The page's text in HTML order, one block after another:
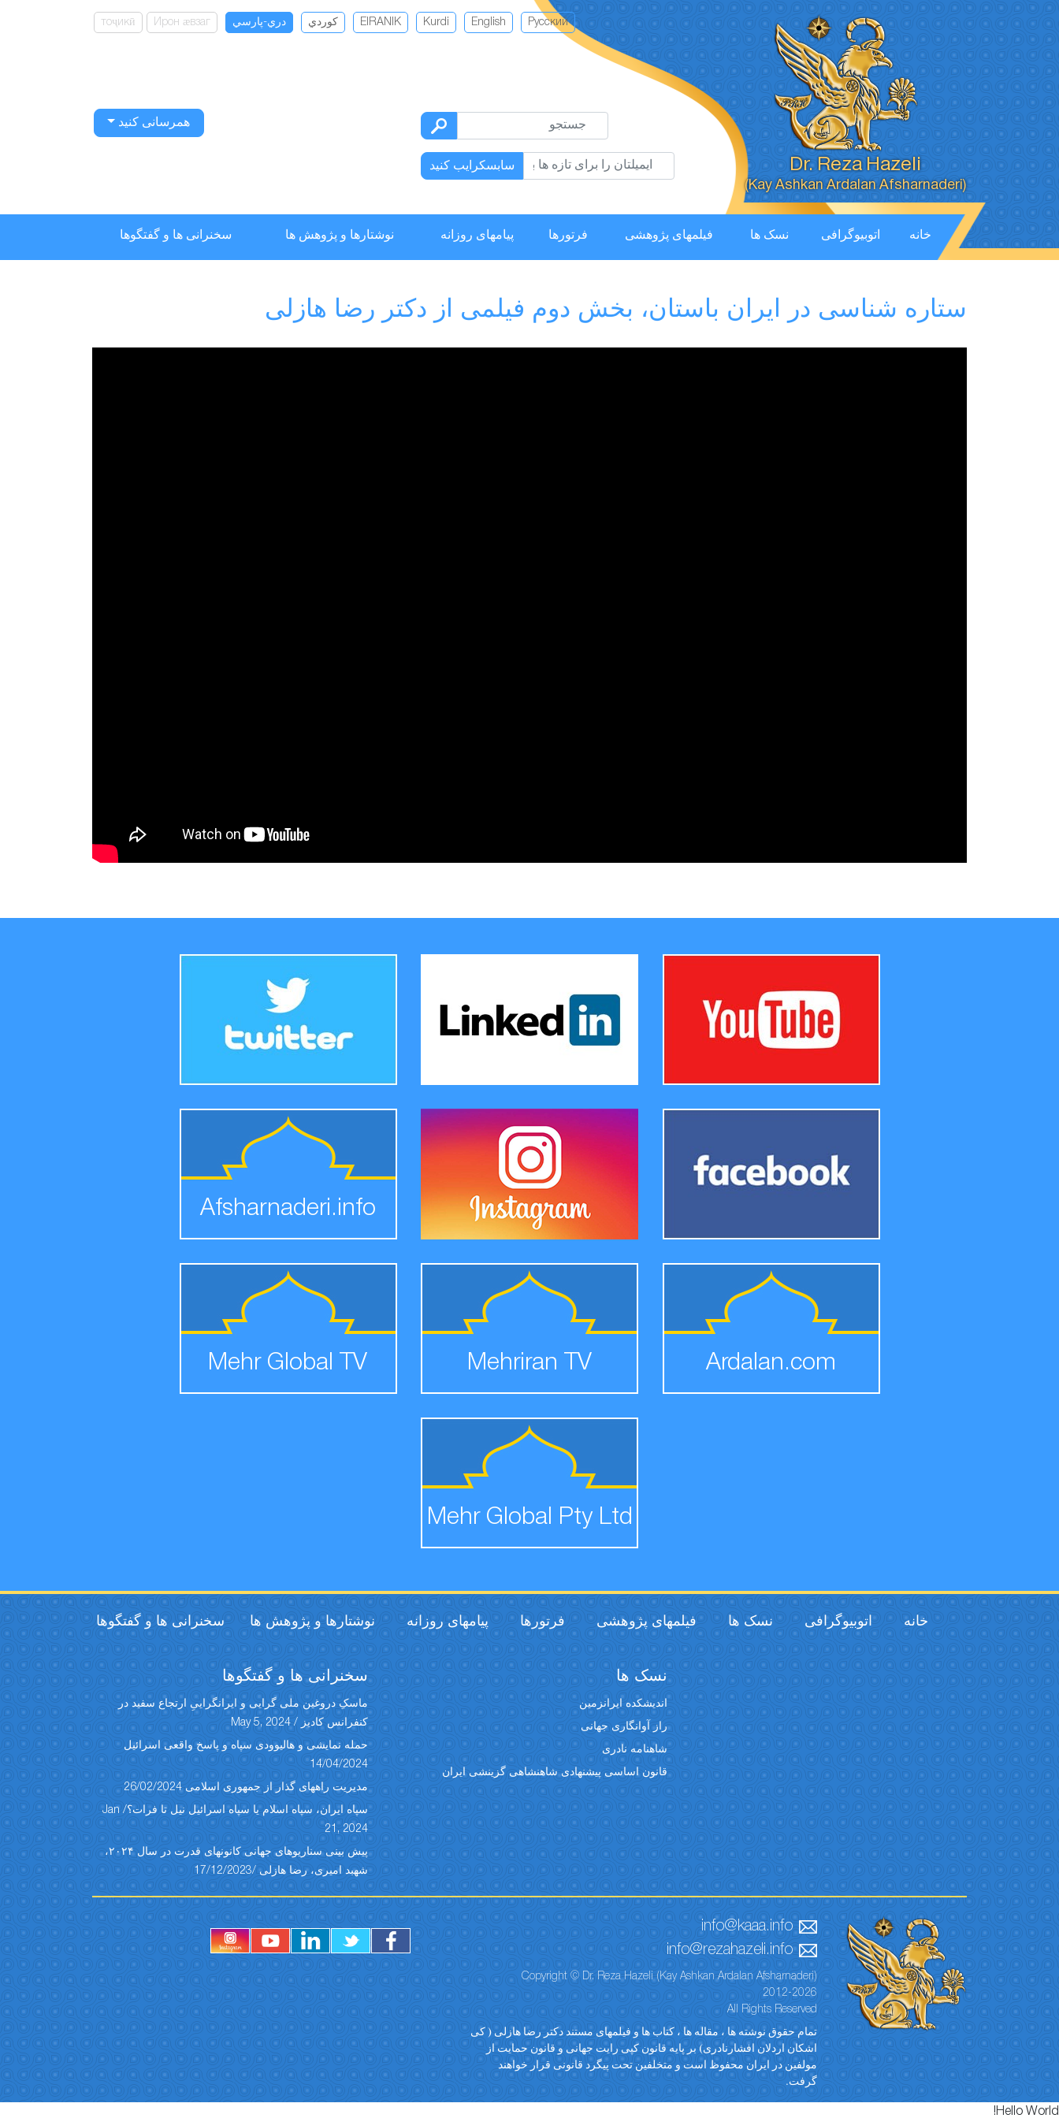
Dr. Reza Hazeli
(Kay Ashkan Ardalan Afsharnaderi)
Русский
English
Kurdi
EIRANIK كوردي دري-پارسي Ирон ӕвзаг
тоҷикӣ
سابسکرایب کنید
همرسانی کنید
خانه اتوبیوگرافی نسک ها فیلمهای پژوهشی فرتورها پیامهای روزانه نوشتارها و پژوهش ها سخنرانی ها و گفتگوها
ستاره شناسی در ایران باستان، بخش دوم فیلمی از دکتر رضا هازلی
Afsharnaderi.info
Ardalan.com
Mehriran TV
Mehr Global TV
Mehr Global Pty Ltd
خانه اتوبیوگرافی نسک ها فیلمهای پژوهشی فرتورها پیامهای روزانه نوشتارها و پژوهش ها سخنرانی ها و گفتگوها
نسک ها
اندیشکده ایرانزمین
راز آوانگاری جهانی
شاهنامه نادری
قانون اساسی پیشنهادی شاهنشاهی گزینشی ایران
سخنرانی ها و گفتگوها
ماسکِ دروغین ملی گرایی و ایرانگراییِ ارتجاع سفید در
کنفرانس کادیز / May 5, 2024
حمله نمایشی و هالیوودی سپاه و پاسخ واقعی اسرائیل
14/04/2024
مدیریت راههای گذار از جمهوری اسلامی 26/02/2024
سپاه ایران، سپاه اسلام یا سپاه اسرائیل نیل تا فرات؟/ Jan
21, 2024
پیش بینی سناریوهای جهانی کانونهای قدرت در سال ۲۰۲۴،
شهبد امیری، رضا هازلی /17/12/2023
info@kaaa.info
info@rezahazeli.info
Copyright © Dr. Reza Hazeli (Kay Ashkan Ardalan Afsharnaderi)
2012-2026
All Rights Reserved
تمام حقوق نوشته ها ، مقاله ها ، کتاب ها و فیلمهای مستند دکتر رضا هازلی ( کی
اشکان اردلان افشارنادری) بر پایه قانون کپی رایت جهانی و قانون حمایت از
مولفین در ایران محفوظ است و متخلفین تحت پیگرد قانونی قرار خواهند
گرفت.
Hello World!